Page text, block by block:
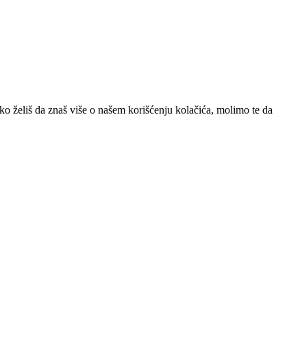
želiš da znaš više o našem korišćenju kolačića, molimo te da